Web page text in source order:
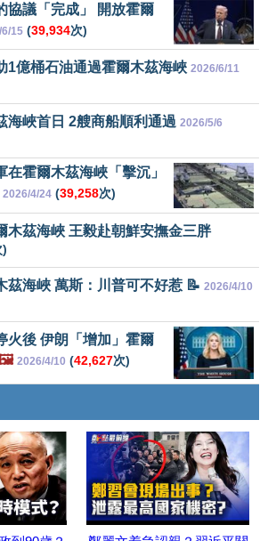
協議「完成」 開放霍爾
15 (39,934次)
1億桶石油通過霍爾木茲海峽 2026/6/11
海峽首日 2艘商船順利通過 2026/5/6
在霍爾木茲海峽「擊沉」
2026/4/24 (39,258次)
木茲海峽 王毅赴朝鮮安撫金三胖
)
茲海峽 萬斯：川普可不好惹 📝 2026/4/10
火後 伊朗「增加」霍爾
2026/4/10 (42,627次)